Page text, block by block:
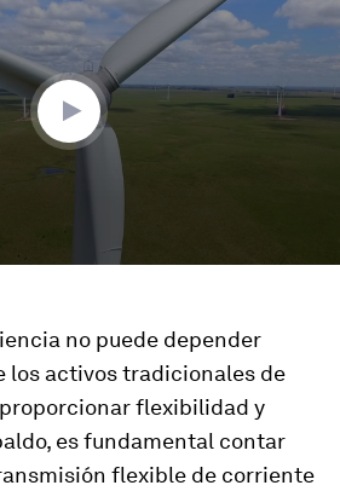
no puede depender
los activos tradicionales de
flexibilidad y
es fundamental contar
flexible de corriente